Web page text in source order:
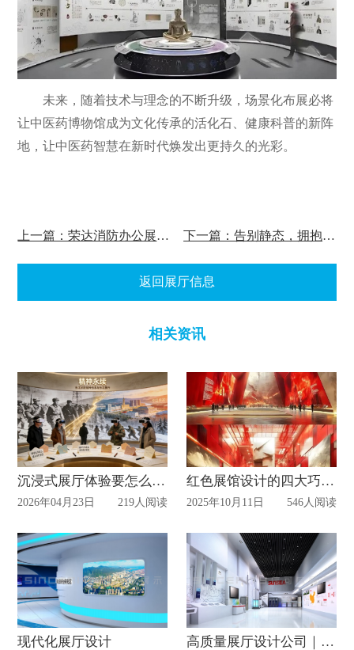
未来，随着技术与理念的不断升级，场景化布展必将
让中医药博物馆成为文化传承的活化石、健康科普的新阵
地，让中医药智慧在新时代焕发出更持久的光彩。
上一篇：荣达消防办公展厅深圳总部 下一篇：告别静态，拥抱动态：多媒体展厅的视觉革命
返回展厅信息
相关资讯
沉浸式展厅体验要怎么设计打造？2026实用指南+本地靠谱服务商推荐
2026年04月23日 219人阅读
红色展馆设计的四大巧思，一定要知道！
2025年10月11日 546人阅读
现代化展厅设计 高质量展厅设计公司｜惠州6家热门展厅设计公司实测对比